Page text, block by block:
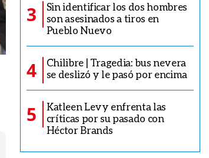
3
Sin identificar los dos hombres
son asesinados a tiros en
Pueblo Nuevo
4
Chilibre | Tragedia: bus nevera
se deslizó y le pasó por encima
5
Katleen Levy enfrenta las
críticas por su pasado con
Héctor Brands